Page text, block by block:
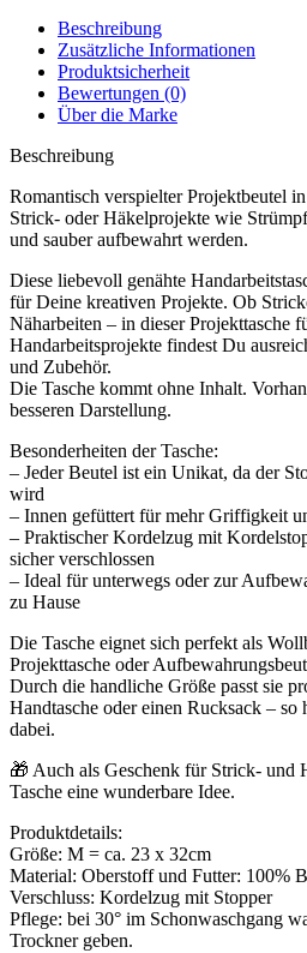
Beschreibung
Zusätzliche Informationen
Produktsicherheit
Bewertungen (0)
Über die Marke
Beschreibung
Romantisch verspielter Projektbeutel
Strick- oder Häkelprojekte wie
und sauber aufbewahrt werden.
Diese liebevoll genähte
für Deine kreativen Projekte. Ob
Näharbeiten – in dieser Projekttasche
Handarbeitsprojekte findest Du
und Zubehör.
Die Tasche kommt ohne Inhalt.
besseren Darstellung.
Besonderheiten der Tasche:
– Jeder Beutel ist ein Unikat, da der
wird
– Innen gefüttert für mehr Griffigkeit
– Praktischer Kordelzug mit
sicher verschlossen
– Ideal für unterwegs oder zur
zu Hause
Die Tasche eignet sich perfekt als
Projekttasche oder
Durch die handliche Größe passt sie
Handtasche oder einen Rucksack –
dabei.
🎁 Auch als Geschenk für Strick- und
Tasche eine wunderbare Idee.
Produktdetails:
Größe: M = ca. 23 x 32cm
Material: Oberstoff und Futter: 100%
Verschluss: Kordelzug mit Stopper
Pflege: bei 30° im Schonwaschgang
Trockner geben.